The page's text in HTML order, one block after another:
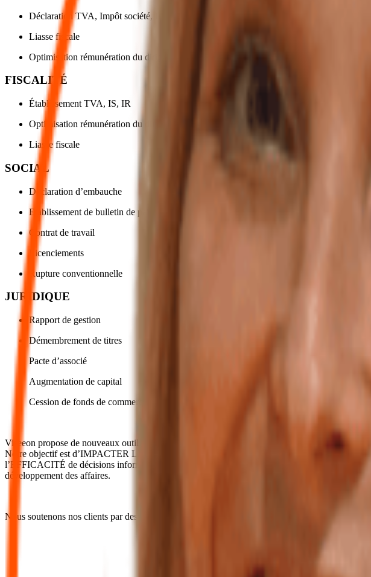
Déclaration TVA, Impôt société, Impôt sur le revenu
Liasse fiscale
Optimisation rémunération du dirigeant
FISCALITÉ
Établissement TVA, IS, IR
Optimisation rémunération du dirigeant
Liasse fiscale
SOCIAL
Déclaration d’embauche
Etablissement de bulletin de paie
Contrat de travail
Licenciements
Rupture conventionnelle
JURIDIQUE
Rapport de gestion
Démembrement de titres
Pacte d’associé
Augmentation de capital
Cession de fonds de commerce
Viseeon propose de nouveaux outils et tâches pour créer une nouvelle relation avec les
Notre objectif est d’IMPACTER LES ENTREPRISES en faisant la différence et en
l’EFFICACITÉ de décisions informées et opportunes en connaissant les chiffres de leurs
développement des affaires.
Nous soutenons nos clients par des conseils proactifs et une vision qui génère des